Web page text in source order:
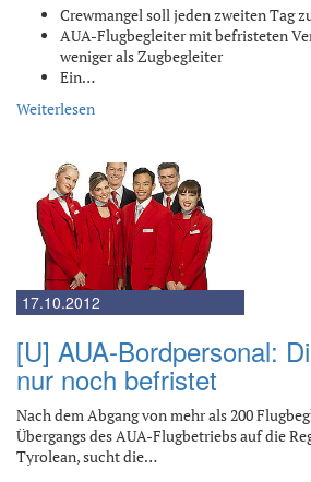
Crewmangel soll jeden zweiten Tag
AUA-Flugbegleiter mit befristeten
weniger als Zugbegleiter
Ein…
Weiterlesen
17.10.2012
[U] AUA-Bordpersonal:
nur noch befristet
Nach dem Abgang von mehr als 200
Übergangs des AUA-Flugbetriebs auf die
Tyrolean, sucht die…